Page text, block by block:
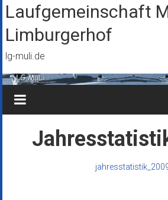
Zum
Inhalt
springen
Laufgemeinschaft
Limburgerhof
lg-muli.de